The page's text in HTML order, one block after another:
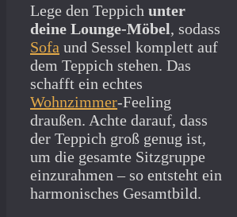
Lege den Teppich unter
deine Lounge-Möbel, sodass
Sofa und Sessel komplett auf
dem Teppich stehen. Das
schafft ein echtes
Wohnzimmer-Feeling
draußen. Achte darauf, dass
der Teppich groß genug ist,
um die gesamte Sitzgruppe
einzurahmen – so entsteht ein
harmonisches Gesamtbild.